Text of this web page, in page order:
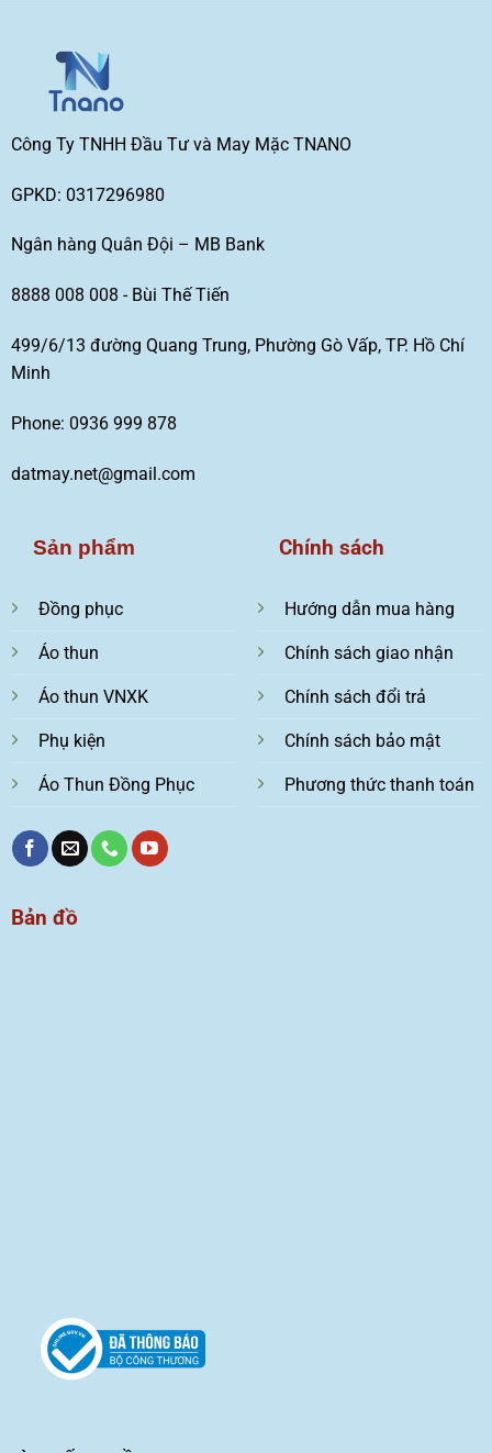
Công Ty TNHH Đầu Tư và May Mặc TNANO
GPKD: 0317296980
Ngân hàng Quân Đội – MB Bank
8888 008 008 - Bùi Thế Tiến
499/6/13 đường Quang Trung, Phường Gò Vấp, TP. Hồ Chí
Minh
Phone: 0936 999 878
datmay.net@gmail.com
Sản phẩm
Đồng phục
Áo thun
Áo thun VNXK
Phụ kiện
Áo Thun Đồng Phục
Chính sách
Hướng dẫn mua hàng
Chính sách giao nhận
Chính sách đổi trả
Chính sách bảo mật
Phương thức thanh toán
Bản đồ